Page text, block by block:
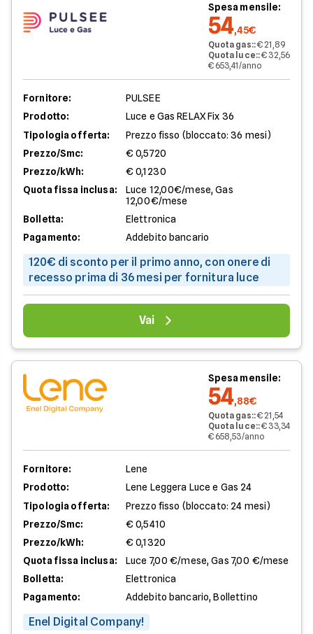
Spesa mensile:
54,45€
Quota gas::€ 21,89
Quota luce::€ 32,56
€ 653,41/anno
Fornitore:
PULSEE
Prodotto:
Luce e Gas RELAX Fix 36
Tipologia offerta:
Prezzo fisso (bloccato: 36 mesi)
Prezzo/Smc:
€ 0,5720
Prezzo/kWh:
€ 0,1230
Quota fissa inclusa:
Luce 12,00€/mese, Gas
12,00€/mese
Bolletta:
Elettronica
Pagamento:
Addebito bancario
120€ di sconto per il primo anno, con onere di
recesso prima di 36 mesi per fornitura luce
Vai
Spesa mensile:
54,88€
Quota gas::€ 21,54
Quota luce::€ 33,34
€ 658,53/anno
Fornitore:
Lene
Prodotto:
Lene Leggera Luce e Gas 24
Tipologia offerta:
Prezzo fisso (bloccato: 24 mesi)
Prezzo/Smc:
€ 0,5410
Prezzo/kWh:
€ 0,1320
Quota fissa inclusa:
Luce 7,00 €/mese, Gas 7,00 €/mese
Bolletta:
Elettronica
Pagamento:
Addebito bancario, Bollettino
Enel Digital Company!